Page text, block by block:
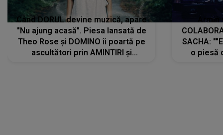
Când DORUL devine muzică, apare
"Nu ajung acasă". Piesa lansată de
Theo Rose și DOMINO îi poartă pe
ascultători prin AMINTIRI și
SACHA:
o piesă